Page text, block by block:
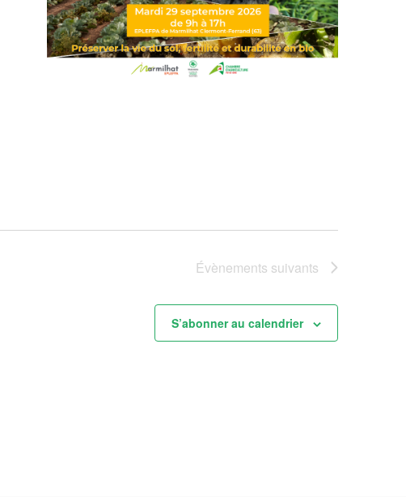
Évènements suivants
S’abonner au calendrier